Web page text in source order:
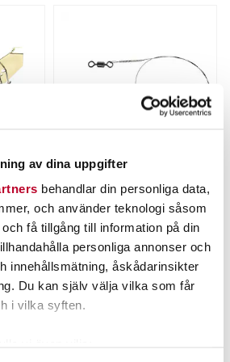
av dina uppgifter
behandlar din personliga data,
och använder teknologi såsom
få tillgång till information på din
personliga annonser och
innehållsmätning, åskådarinsikter
Du kan själv välja vilka som får
i vilka syften.
11g.
:
:
Prorex Titaniumtafs 30cm
22kg
Nuvarande pris:
39,00 krTidigare pris:
44,00 kr
39,00 kr
44,00 kr